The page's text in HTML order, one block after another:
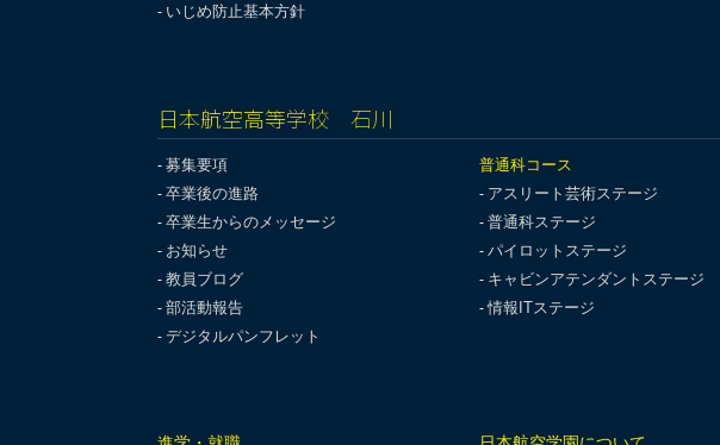
いじめ防止基本方針
日本航空高等学校 石川
募集要項
卒業後の進路
卒業生からのメッセージ
お知らせ
教員ブログ
部活動報告
デジタルパンフレット
普通科コース
アスリート芸術ステージ
普通科ステージ
パイロットステージ
キャビンアテンダントステージ
情報ITステージ